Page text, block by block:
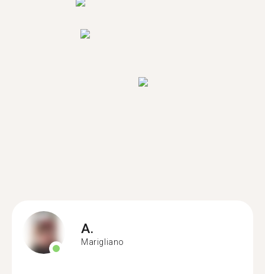
A.
Marigliano